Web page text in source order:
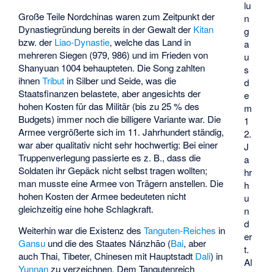
lu
n
g
a
u
s
d
e
m
1
2.
J
a
hr
h
u
n
d
er
t.
Al
Große Teile Nordchinas waren zum Zeitpunkt der
Dynastiegründung bereits in der Gewalt der Kitan
bzw. der Liao-Dynastie, welche das Land in
mehreren Siegen (979, 986) und im Frieden von
Shanyuan 1004 behaupteten. Die Song zahlten
ihnenTribut in Silber und Seide, was die
Staatsfinanzen belastete, aber angesichts der
hohen Kosten für das Militär (bis zu 25 % des
Budgets) immer noch die billigere Variante war. Die
Armee vergrößerte sich im 11. Jahrhundert ständig,
war aber qualitativ nicht sehr hochwertig: Bei einer
Truppenverlegung passierte es z. B., dass die
Soldaten ihr Gepäck nicht selbst tragen wollten;
man musste eine Armee von Trägern anstellen. Die
hohen Kosten der Armee bedeuteten nicht
gleichzeitig eine hohe Schlagkraft.
Weiterhin war die Existenz desTanguten-Reiches in
Gansu und die des Staates Nánzhāo (Bai, aber
auch Thai, Tibeter, Chinesen mit Hauptstadt Dali) in
Yunnanzu verzeichnen. Dem Tangutenreich